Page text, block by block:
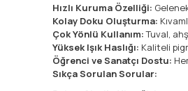
Hızlı Kuruma Özelliği:
Kolay Doku Oluşturma:
Çok Yönlü Kullanım:Tuval,
Yüksek Işık Haslığı: Kaliteli
Öğrenci ve Sanatçı Dostu:
Sıkça Sorulan Sorular: